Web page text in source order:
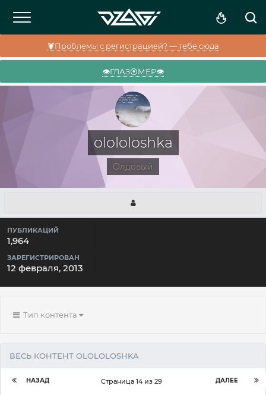
🦞Проблемы с регистрацией? — тебе сюда
👁️ГЛАЗ⦿МЕР👁️
olololoshka
Олдовый
ПУБЛИКАЦИЙ
1,964
ЗАРЕГИСТРИРОВАН
12 февраля, 2013
Тип контента
ВЕСЬ КОНТЕНТ OLOLOLOSHKA
НАЗАД ДАЛЕЕ
Страница 14 из 29